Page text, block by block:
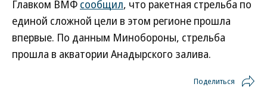
Главком ВМФ сообщил, что ракетная стрельба по
единой сложной цели в этом регионе прошла
впервые. По данным Минобороны, стрельба
прошла в акватории Анадырского залива.
Поделиться